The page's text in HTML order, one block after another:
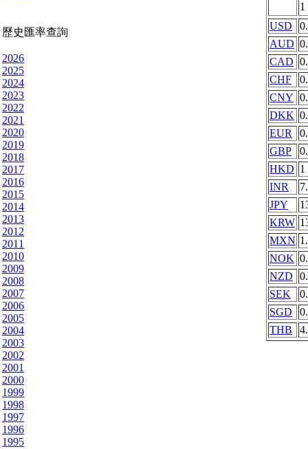
歷史匯率查詢
2026
2025
2024
2023
2022
2021
2020
2019
2018
2017
2016
2015
2014
2013
2012
2011
2010
2009
2008
2007
2006
2005
2004
2003
2002
2001
2000
1999
1998
1997
1996
1995
1
USD
AUD
CAD
CHF
CNY
DKK
EUR
GBP
HKD 1
INR
JPY
KRW
MXN
NOK
NZD
SEK
SGD
THB